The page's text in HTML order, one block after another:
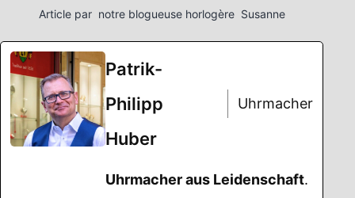
Article par notre blogueuse horlogère Susanne
Patrik-
Philipp
Huber
Uhrmacher
Uhrmacher aus Leidenschaft.